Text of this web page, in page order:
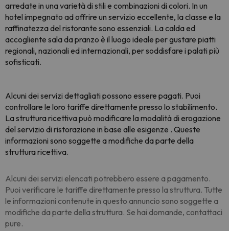
arredate in una varietà di stili e combinazioni di colori. In un
hotel impegnato ad offrire un servizio eccellente, la classe e la
raffinatezza del ristorante sono essenziali. La calda ed
accogliente sala da pranzo è il luogo ideale per gustare piatti
regionali, nazionali ed internazionali, per soddisfare i palati più
sofisticati.
Alcuni dei servizi dettagliati possono essere pagati. Puoi
controllare le loro tariffe direttamente presso lo stabilimento.
La struttura ricettiva può modificare la modalità di erogazione
del servizio di ristorazione in base alle esigenze . Queste
informazioni sono soggette a modifiche da parte della
struttura ricettiva.
Alcuni dei servizi elencati potrebbero essere a pagamento.
Puoi verificare le tariffe direttamente presso la struttura. Tutte
le informazioni contenute in questo annuncio sono soggette a
modifiche da parte della struttura. Se hai domande, contattaci
pure.